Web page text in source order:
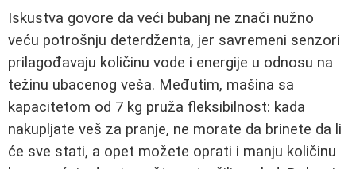
Iskustva govore da veći bubanj ne znači nužno
veću potrošnju deterdženta, jer savremeni senzori
prilagođavaju količinu vode i energije u odnosu na
težinu ubacenog veša. Međutim, mašina sa
kapacitetom od 7 kg pruža fleksibilnost: kada
nakupljate veš za pranje, ne morate da brinete da li
će sve stati, a opet možete oprati i manju količinu